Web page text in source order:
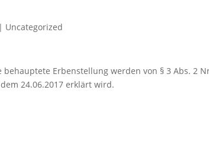
| Uncategorized
Erbenstellung werden von § 3 Abs. 2
24.06.2017 erklärt wird.